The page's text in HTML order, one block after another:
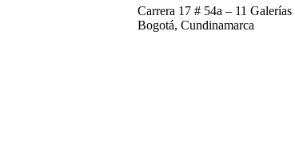
Carrera 17 # 54a – 11 Galerías
Bogotá, Cundinamarca